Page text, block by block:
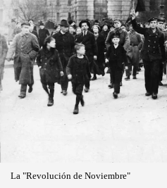
La "Revolución de Noviembre"